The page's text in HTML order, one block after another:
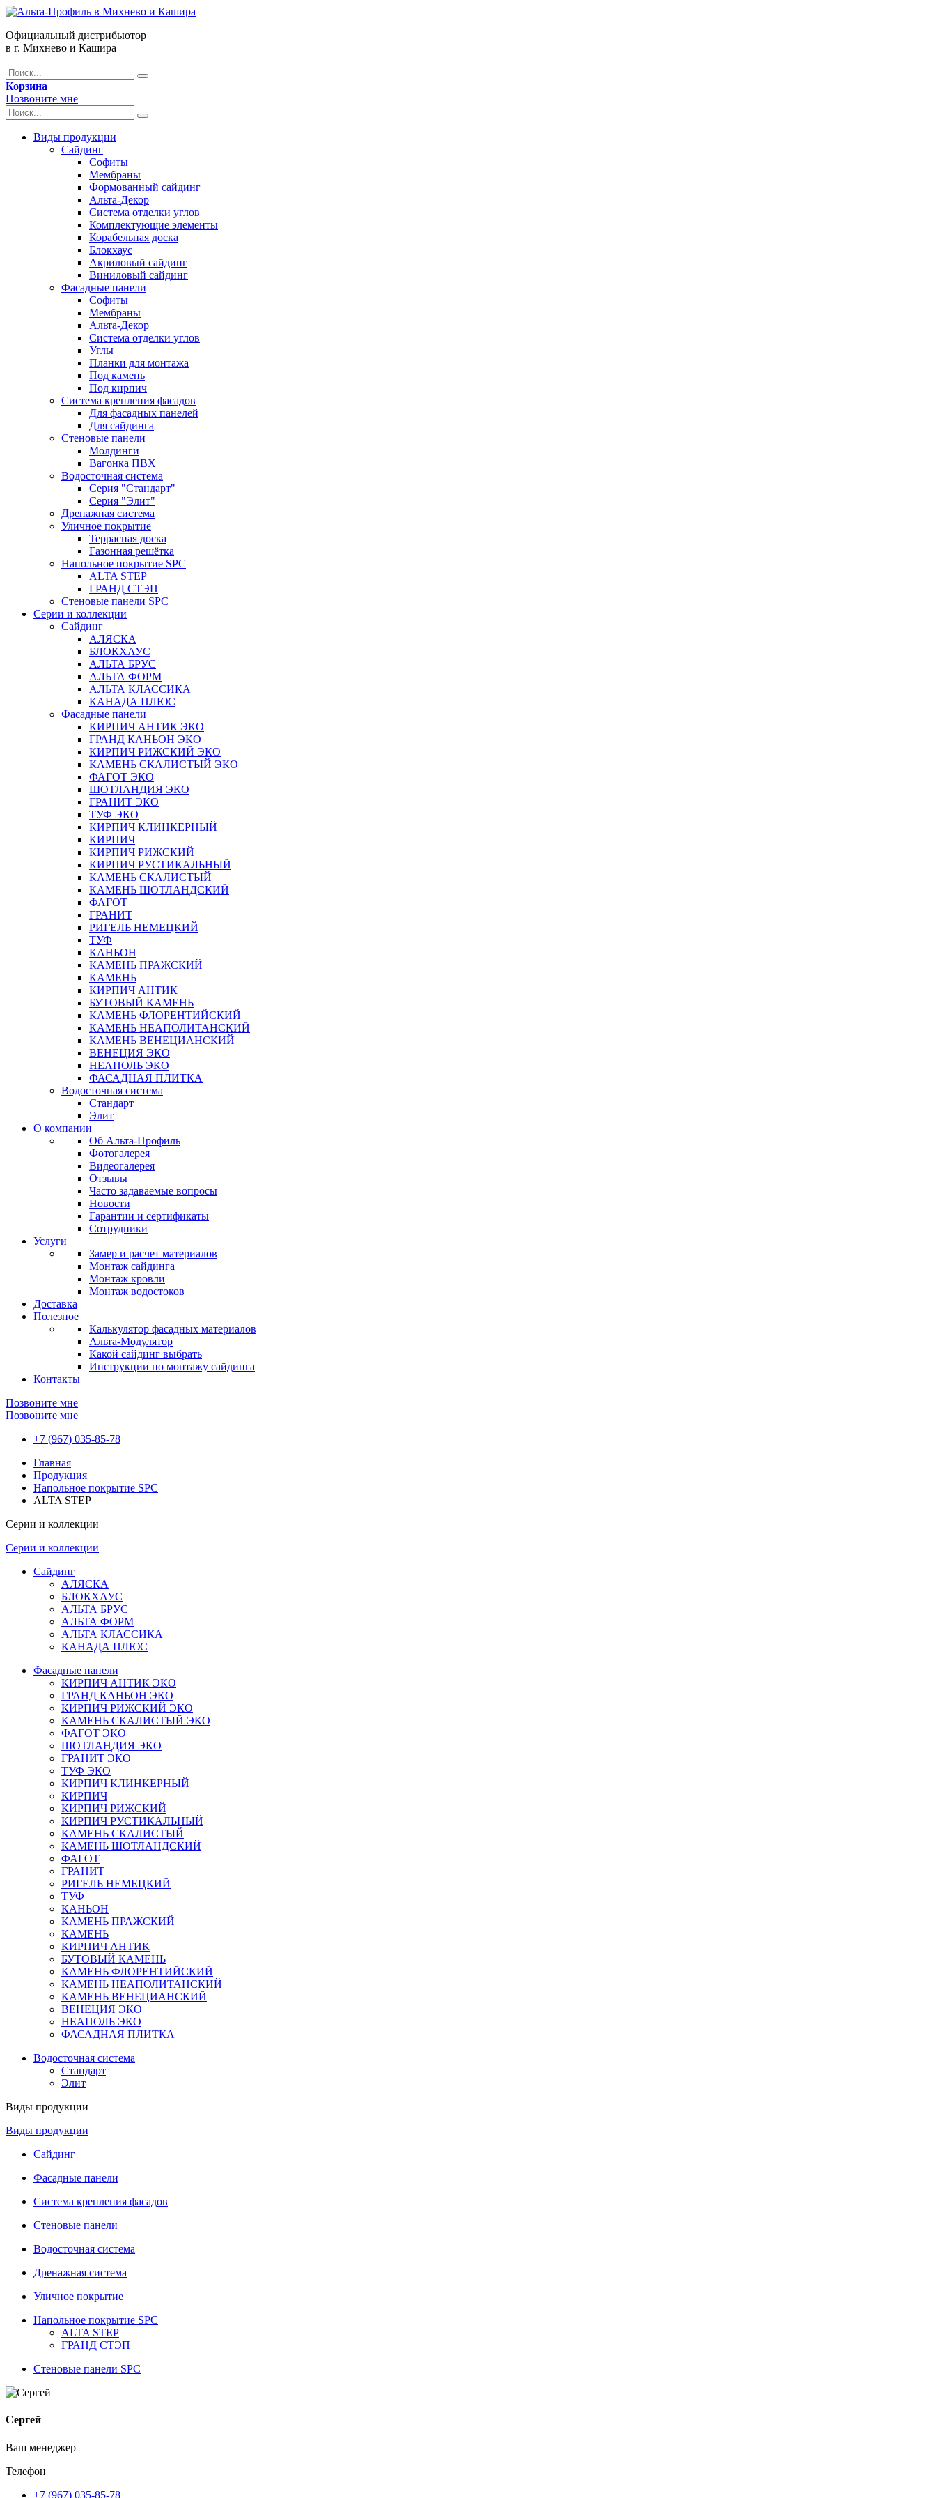
Официальный дистрибьютор
в г. Михнево и Кашира
Корзина
Позвоните мне
Виды продукции
Сайдинг
Софиты
Мембраны
Формованный сайдинг
Альта-Декор
Система отделки углов
Комплектующие элементы
Корабельная доска
Блокхаус
Акриловый сайдинг
Виниловый сайдинг
Фасадные панели
Софиты
Мембраны
Альта-Декор
Система отделки углов
Углы
Планки для монтажа
Под камень
Под кирпич
Система крепления фасадов
Для фасадных панелей
Для сайдинга
Стеновые панели
Молдинги
Вагонка ПВХ
Водосточная система
Серия "Стандарт"
Серия "Элит"
Дренажная система
Уличное покрытие
Террасная доска
Газонная решётка
Напольное покрытие SPC
ALTA STEP
ГРАНД СТЭП
Стеновые панели SPC
Серии и коллекции
Сайдинг
АЛЯСКА
БЛОКХАУС
АЛЬТА БРУС
АЛЬТА ФОРМ
АЛЬТА КЛАССИКА
КАНАДА ПЛЮС
Фасадные панели
КИРПИЧ АНТИК ЭКО
ГРАНД КАНЬОН ЭКО
КИРПИЧ РИЖСКИЙ ЭКО
КАМЕНЬ СКАЛИСТЫЙ ЭКО
ФАГОТ ЭКО
ШОТЛАНДИЯ ЭКО
ГРАНИТ ЭКО
ТУФ ЭКО
КИРПИЧ КЛИНКЕРНЫЙ
КИРПИЧ
КИРПИЧ РИЖСКИЙ
КИРПИЧ РУСТИКАЛЬНЫЙ
КАМЕНЬ СКАЛИСТЫЙ
КАМЕНЬ ШОТЛАНДСКИЙ
ФАГОТ
ГРАНИТ
РИГЕЛЬ НЕМЕЦКИЙ
ТУФ
КАНЬОН
КАМЕНЬ ПРАЖСКИЙ
КАМЕНЬ
КИРПИЧ АНТИК
БУТОВЫЙ КАМЕНЬ
КАМЕНЬ ФЛОРЕНТИЙСКИЙ
КАМЕНЬ НЕАПОЛИТАНСКИЙ
КАМЕНЬ ВЕНЕЦИАНСКИЙ
ВЕНЕЦИЯ ЭКО
НЕАПОЛЬ ЭКО
ФАСАДНАЯ ПЛИТКА
Водосточная система
Стандарт
Элит
О компании
Об Альта-Профиль
Фотогалерея
Видеогалерея
Отзывы
Часто задаваемые вопросы
Новости
Гарантии и сертификаты
Сотрудники
Услуги
Замер и расчет материалов
Монтаж сайдинга
Монтаж кровли
Монтаж водостоков
Доставка
Полезное
Калькулятор фасадных материалов
Альта-Модулятор
Какой сайдинг выбрать
Инструкции по монтажу сайдинга
Контакты
Позвоните мне
Позвоните мне
+7 (967) 035-85-78
Главная
Продукция
Напольное покрытие SPC
ALTA STEP
Серии и коллекции
Серии и коллекции
Сайдинг
АЛЯСКА
БЛОКХАУС
АЛЬТА БРУС
АЛЬТА ФОРМ
АЛЬТА КЛАССИКА
КАНАДА ПЛЮС
Фасадные панели
КИРПИЧ АНТИК ЭКО
ГРАНД КАНЬОН ЭКО
КИРПИЧ РИЖСКИЙ ЭКО
КАМЕНЬ СКАЛИСТЫЙ ЭКО
ФАГОТ ЭКО
ШОТЛАНДИЯ ЭКО
ГРАНИТ ЭКО
ТУФ ЭКО
КИРПИЧ КЛИНКЕРНЫЙ
КИРПИЧ
КИРПИЧ РИЖСКИЙ
КИРПИЧ РУСТИКАЛЬНЫЙ
КАМЕНЬ СКАЛИСТЫЙ
КАМЕНЬ ШОТЛАНДСКИЙ
ФАГОТ
ГРАНИТ
РИГЕЛЬ НЕМЕЦКИЙ
ТУФ
КАНЬОН
КАМЕНЬ ПРАЖСКИЙ
КАМЕНЬ
КИРПИЧ АНТИК
БУТОВЫЙ КАМЕНЬ
КАМЕНЬ ФЛОРЕНТИЙСКИЙ
КАМЕНЬ НЕАПОЛИТАНСКИЙ
КАМЕНЬ ВЕНЕЦИАНСКИЙ
ВЕНЕЦИЯ ЭКО
НЕАПОЛЬ ЭКО
ФАСАДНАЯ ПЛИТКА
Водосточная система
Стандарт
Элит
Виды продукции
Виды продукции
Сайдинг
Фасадные панели
Система крепления фасадов
Стеновые панели
Водосточная система
Дренажная система
Уличное покрытие
Напольное покрытие SPC
ALTA STEP
ГРАНД СТЭП
Стеновые панели SPC
Сергей
Ваш менеджер
Телефон
+7 (967) 035-85-78